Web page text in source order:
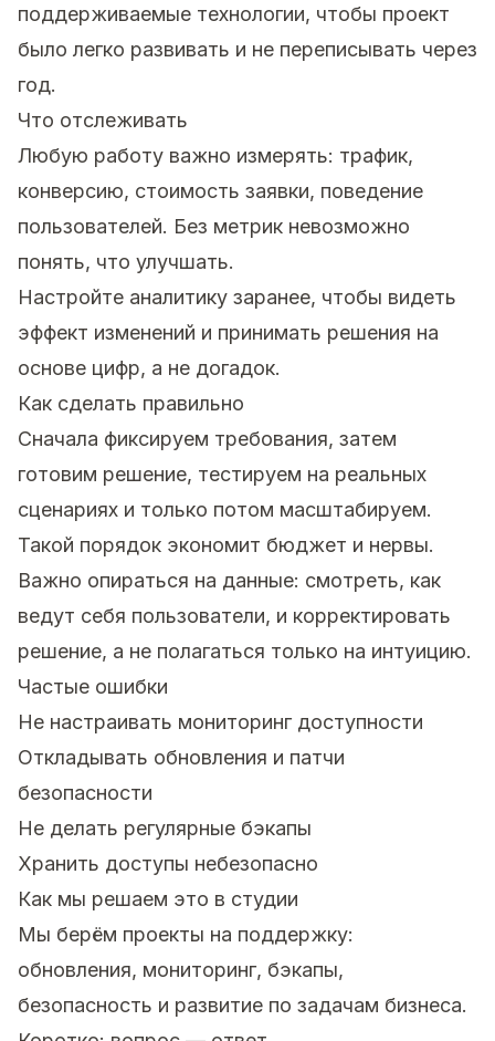
поддерживаемые технологии, чтобы проект
было легко развивать и не переписывать через
год.
Что отслеживать
Любую работу важно измерять: трафик,
конверсию, стоимость заявки, поведение
пользователей. Без метрик невозможно
понять, что улучшать.
Настройте аналитику заранее, чтобы видеть
эффект изменений и принимать решения на
основе цифр, а не догадок.
Как сделать правильно
Сначала фиксируем требования, затем
готовим решение, тестируем на реальных
сценариях и только потом масштабируем.
Такой порядок экономит бюджет и нервы.
Важно опираться на данные: смотреть, как
ведут себя пользователи, и корректировать
решение, а не полагаться только на интуицию.
Частые ошибки
Не настраивать мониторинг доступности
Откладывать обновления и патчи
безопасности
Не делать регулярные бэкапы
Хранить доступы небезопасно
Как мы решаем это в студии
Мы берём проекты на поддержку:
обновления, мониторинг, бэкапы,
безопасность и развитие по задачам бизнеса.